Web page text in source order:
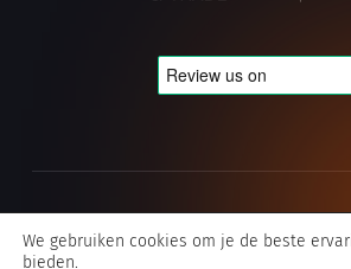
We gebruiken cookies om je de beste
bieden.